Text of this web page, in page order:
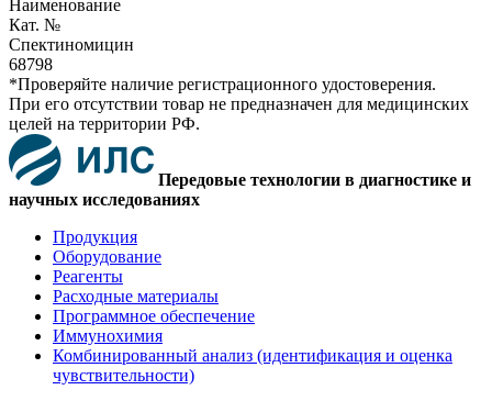
Наименование
Кат. №
Спектиномицин
68798
*Проверяйте наличие регистрационного удостоверения.
При его отсутствии товар не предназначен для медицинских
целей на территории РФ.
Передовые технологии в диагностике и
научных исследованиях
Продукция
Оборудование
Реагенты
Расходные материалы
Программное обеспечение
Иммунохимия
Комбинированный анализ (идентификация и оценка
чувствительности)